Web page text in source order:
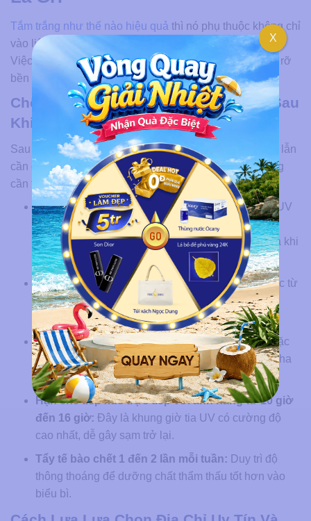
Tắm trắng như thế nào hiệu quả thì nó phụ thuộc không chỉ
vào liệu trình điều trị mà còn vào cách chăm sóc sau đó.
Việc tuân thủ đúng các hướng dẫn giúp duy trì vẻ rạng rỡ
bền vững cùng việc ngăn ngừa tình trạng sạm trở lại.
Chế Độ Chăm Sóc Và Bảo Vệ Làn Da Sau
Khi Thực Hiện Liệu Trình
Sau mỗi buổi trị liệu, lớp biểu bì trở nên nhạy cảm hơn lẫn
cần được chăm sóc đúng cách. Một số lưu ý quan trọng
cần thực hiện:
Thoa kem chống nắng SPF 50+ mỗi ngày:Tia UV
là nguyên nhân hàng đầu gây sạm cùng việc làm
giảm hiệu quả liệu trình, cần bôi kem bảo vệ kể cả khi
ở trong nhà.
Uống đủ 2 lít nước mỗi ngày:Cung cấp đủ nước từ
bên trong giúp cơ thể duy trì độ ẩm lẫn sắc tố đều
Dưỡng ẩm toàn thân mỗi tối:Sử dụng lotion hoặc
body butter chứa niacinamide, vitamin C hoặc alpha
arbutin để kéo dài hiệu quả.
Hạn chế tiếp xúc trực tiếp với ánh nắng từ 10 giờ
đến 16 giờ: Đây là khung giờ tia UV có cường độ
cao nhất, dễ gây sạm trở lại.
Tẩy tế bào chết 1 đến 2 lần mỗi tuần: Duy trì độ
thông thoáng để dưỡng chất thẩm thấu tốt hơn vào
biểu bì.
X